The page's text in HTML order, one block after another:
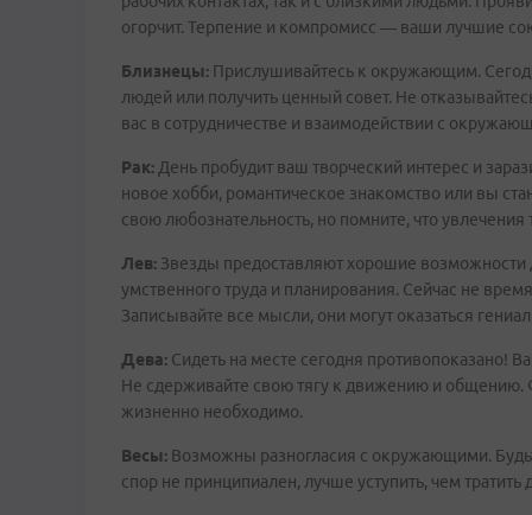
огорчит. Терпение и компромисс — ваши лучшие
Близнецы: Прислушивайтесь к окружающим.
людей или получить ценный совет. Не
вас в сотрудничестве и взаимодействии с
Рак: День пробудит ваш творческий интерес и
новое хобби, романтическое знакомство или вы
свою любознательность, но помните, что увлечения
Лев: Звезды предоставляют хорошие
умственного труда и планирования. Сейчас не
Записывайте все мысли, они могут оказаться
Дева: Сидеть на месте сегодня противопоказано!
Не сдерживайте свою тягу к движению и общению.
жизненно необходимо.
Весы: Возможны разногласия с окружающими.
спор не принципиален, лучше уступить, чем